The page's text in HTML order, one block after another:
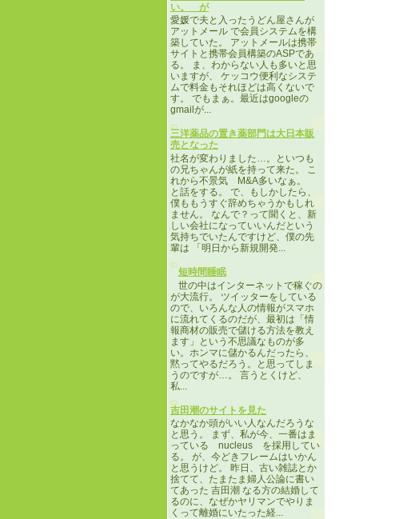
い。 が
愛媛で夫と入ったうどん屋さんが
アットメール で会員システムを構
築していた。 アットメールは携帯
サイトと携帯会員構築のASPであ
る。 ま、わからない人も多いと思
いますが、 ケッコウ便利なシステ
ムで料金もそれほどは高くないで
す。 でもまぁ。最近はgoogleの
gmailが...
三洋薬品の置き薬部門は大日本販
売となった
社名が変わりました…。といつも
の兄ちゃんが紙を持って来た。 こ
れから不景気 M&A多いなぁ。
と話をする。 で、もしかしたら、
僕ももうすぐ辞めちゃうかもしれ
ません。 なんで？って聞くと、新
しい会社になっていいんだという
気持ちでいたんですけど、僕の先
輩は 「明日から新規開発...
短時間睡眠
世の中はインターネットで稼ぐの
が大流行。 ツイッターをしている
ので、いろんな人の情報がスマホ
に流れてくるのだが、最初は「情
報商材の販売で儲ける方法を教え
ます」という不思議なものが多
い。ホンマに儲かるんだったら、
黙ってやるだろう。と思ってしま
うのですが…。 言うとくけど、
私...
吉田潮のサイトを見た
なかなか頭がいい人なんだろうな
と思う。 まず、私が今、一番はま
っている nucleus を採用してい
る。 が、今どきフレームはいかん
と思うけど。 昨日、古い雑誌とか
捨てて、たまたま婦人公論に書い
てあった 吉田潮 なる方の結婚して
るのに、なぜかヤリマンでやりま
くって離婚にいたった経...